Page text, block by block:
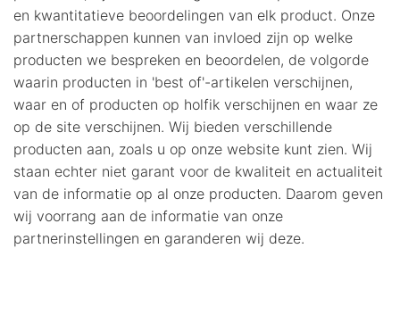
en kwantitatieve beoordelingen van elk product. Onze
partnerschappen kunnen van invloed zijn op welke
producten we bespreken en beoordelen, de volgorde
waarin producten in 'best of'-artikelen verschijnen,
waar en of producten op holfik verschijnen en waar ze
op de site verschijnen. Wij bieden verschillende
producten aan, zoals u op onze website kunt zien. Wij
staan echter niet garant voor de kwaliteit en actualiteit
van de informatie op al onze producten. Daarom geven
wij voorrang aan de informatie van onze
partnerinstellingen en garanderen wij deze.